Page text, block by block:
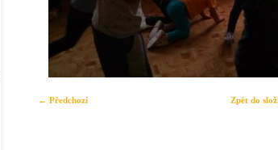
← Předchozí Zpět do